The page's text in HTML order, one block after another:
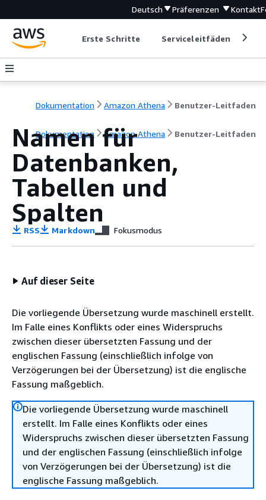
Deutsch Präferenzen Kontakt
Erste Schritte Serviceleitfäden
Dokumentation Amazon Athena Benutzer-Leitfaden
Dokumentation Amazon Athena Benutzer-Leitfaden
Namen für
Datenbanken,
Tabellen und
Spalten
RSS Markdown Fokusmodus
Auf dieser Seite
Die vorliegende Übersetzung wurde maschinell erstellt.
Im Falle eines Konflikts oder eines Widerspruchs
zwischen dieser übersetzten Fassung und der
englischen Fassung (einschließlich infolge von
Verzögerungen bei der Übersetzung) ist die englische
Fassung maßgeblich.
Die vorliegende Übersetzung wurde maschinell
erstellt. Im Falle eines Konflikts oder eines
Widerspruchs zwischen dieser übersetzten Fassung
und der englischen Fassung (einschließlich infolge
von Verzögerungen bei der Übersetzung) ist die
englische Fassung maßgeblich.